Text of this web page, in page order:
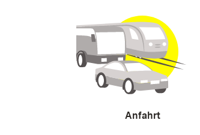
Anfahrt